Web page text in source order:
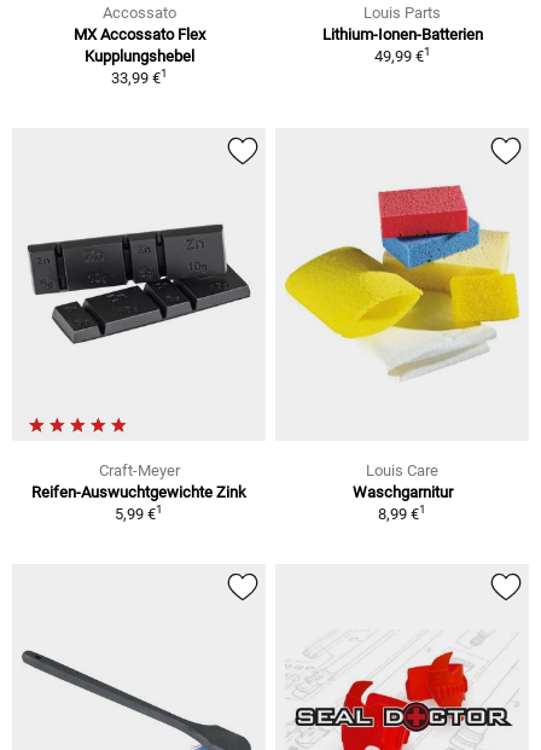
Accossato
MX Accossato Flex
Kupplungshebel
33,99 €1
Louis Parts
Lithium-Ionen-Batterien
49,99 €1
Craft-Meyer
Reifen-Auswuchtgewichte Zink
5,99 €1
Louis Care
Waschgarnitur
8,99 €1